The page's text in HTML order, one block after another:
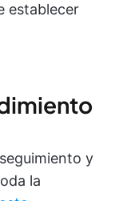
establecer
y
la